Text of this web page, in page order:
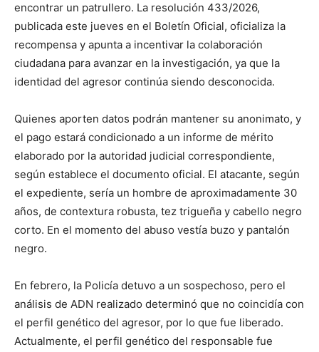
encontrar un patrullero. La resolución 433/2026,
publicada este jueves en el Boletín Oficial, oficializa la
recompensa y apunta a incentivar la colaboración
ciudadana para avanzar en la investigación, ya que la
identidad del agresor continúa siendo desconocida.
Quienes aporten datos podrán mantener su anonimato, y
el pago estará condicionado a un informe de mérito
elaborado por la autoridad judicial correspondiente,
según establece el documento oficial. El atacante, según
el expediente, sería un hombre de aproximadamente 30
años, de contextura robusta, tez trigueña y cabello negro
corto. En el momento del abuso vestía buzo y pantalón
negro.
En febrero, la Policía detuvo a un sospechoso, pero el
análisis de ADN realizado determinó que no coincidía con
el perfil genético del agresor, por lo que fue liberado.
Actualmente, el perfil genético del responsable fue